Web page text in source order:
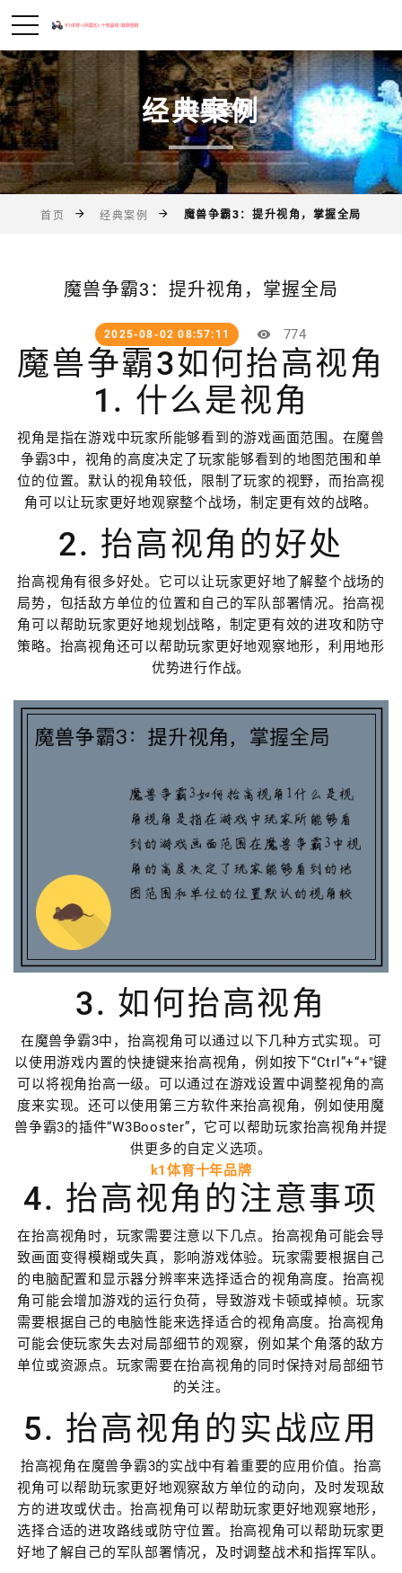
经典案例
首页 经典案例 魔兽争霸3：提升视角，掌握全局
魔兽争霸3：提升视角，掌握全局
2025-08-02 08:57:11 774
魔兽争霸3如何抬高视角
1. 什么是视角
视角是指在游戏中玩家所能够看到的游戏画面范围。在魔兽
争霸3中，视角的高度决定了玩家能够看到的地图范围和单
位的位置。默认的视角较低，限制了玩家的视野，而抬高视
角可以让玩家更好地观察整个战场，制定更有效的战略。
2. 抬高视角的好处
抬高视角有很多好处。它可以让玩家更好地了解整个战场的
局势，包括敌方单位的位置和自己的军队部署情况。抬高视
角可以帮助玩家更好地规划战略，制定更有效的进攻和防守
策略。抬高视角还可以帮助玩家更好地观察地形，利用地形
优势进行作战。
3. 如何抬高视角
在魔兽争霸3中，抬高视角可以通过以下几种方式实现。可
以使用游戏内置的快捷键来抬高视角，例如按下“Ctrl”+“+"键
可以将视角抬高一级。可以通过在游戏设置中调整视角的高
度来实现。还可以使用第三方软件来抬高视角，例如使用魔
兽争霸3的插件“W3Booster”，它可以帮助玩家抬高视角并提
供更多的自定义选项。
k1体育十年品牌
4. 抬高视角的注意事项
在抬高视角时，玩家需要注意以下几点。抬高视角可能会导
致画面变得模糊或失真，影响游戏体验。玩家需要根据自己
的电脑配置和显示器分辨率来选择适合的视角高度。抬高视
角可能会增加游戏的运行负荷，导致游戏卡顿或掉帧。玩家
需要根据自己的电脑性能来选择适合的视角高度。抬高视角
可能会使玩家失去对局部细节的观察，例如某个角落的敌方
单位或资源点。玩家需要在抬高视角的同时保持对局部细节
的关注。
5. 抬高视角的实战应用
抬高视角在魔兽争霸3的实战中有着重要的应用价值。抬高
视角可以帮助玩家更好地观察敌方单位的动向，及时发现敌
方的进攻或伏击。抬高视角可以帮助玩家更好地观察地形，
选择合适的进攻路线或防守位置。抬高视角可以帮助玩家更
好地了解自己的军队部署情况，及时调整战术和指挥军队。